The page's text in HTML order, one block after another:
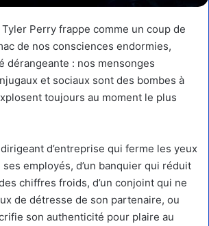
Tyler Perry frappe comme un coup de
de nos consciences endormies,
dérangeante : nos mensonges
et sociaux sont des bombes à
toujours au moment le plus
dirigeant d’entreprise qui ferme les yeux
employés, d’un banquier qui réduit
chiffres froids, d’un conjoint qui ne
de détresse de son partenaire, ou
son authenticité pour plaire au